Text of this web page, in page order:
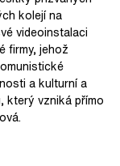
kolejí na
videoinstalaci
firmy, jehož
a kulturní a
který vzniká přímo